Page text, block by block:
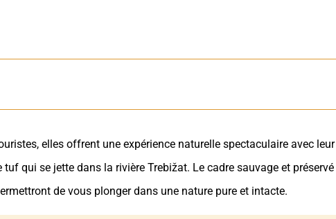
elles offrent une expérience naturelle spectaculaire avec leur
qui se jette dans la rivière Trebižat. Le cadre sauvage et préservé
de vous plonger dans une nature pure et intacte.